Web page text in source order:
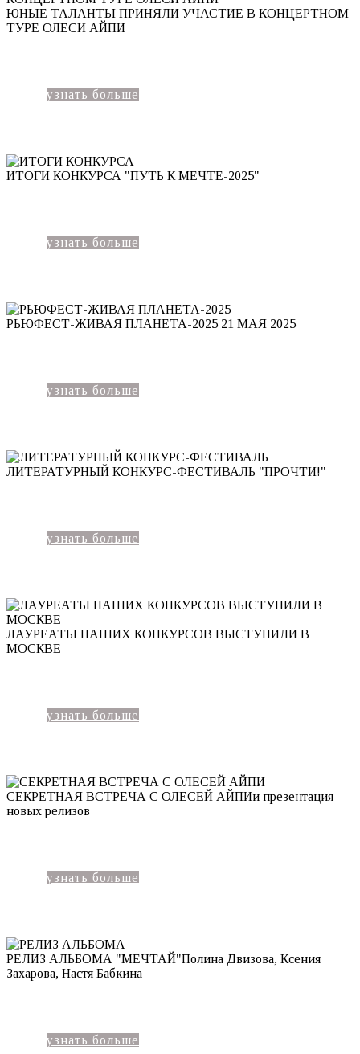
ЮНЫЕ ТАЛАНТЫ ПРИНЯЛИ УЧАСТИЕ В КОНЦЕРТНОМ
ТУРЕ ОЛЕСИ АЙПИ
узнать больше
ИТОГИ КОНКУРСА "ПУТЬ К МЕЧТЕ-2025"
узнать больше
РЬЮФЕСТ-ЖИВАЯ ПЛАНЕТА-2025 21 МАЯ 2025
узнать больше
ЛИТЕРАТУРНЫЙ КОНКУРС-ФЕСТИВАЛЬ "ПРОЧТИ!"
узнать больше
ЛАУРЕАТЫ НАШИХ КОНКУРСОВ ВЫСТУПИЛИ В
МОСКВЕ
узнать больше
СЕКРЕТНАЯ ВСТРЕЧА С ОЛЕСЕЙ АЙПИи презентация
новых релизов
узнать больше
РЕЛИЗ АЛЬБОМА "МЕЧТАЙ"Полина Двизова, Ксения
Захарова, Настя Бабкина
узнать больше